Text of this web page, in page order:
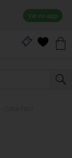
Ver no app